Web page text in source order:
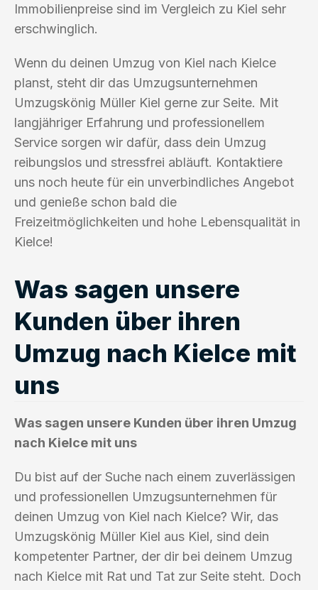
Immobilienpreise sind im Vergleich zu Kiel sehr
erschwinglich.
Wenn du deinen Umzug von Kiel nach Kielce
planst, steht dir das Umzugsunternehmen
Umzugskönig Müller Kiel gerne zur Seite. Mit
langjähriger Erfahrung und professionellem
Service sorgen wir dafür, dass dein Umzug
reibungslos und stressfrei abläuft. Kontaktiere
uns noch heute für ein unverbindliches Angebot
und genieße schon bald die
Freizeitmöglichkeiten und hohe Lebensqualität in
Kielce!
Was sagen unsere
Kunden über ihren
Umzug nach Kielce mit
uns
Was sagen unsere Kunden über ihren Umzug
nach Kielce mit uns
Du bist auf der Suche nach einem zuverlässigen
und professionellen Umzugsunternehmen für
deinen Umzug von Kiel nach Kielce? Wir, das
Umzugskönig Müller Kiel aus Kiel, sind dein
kompetenter Partner, der dir bei deinem Umzug
nach Kielce mit Rat und Tat zur Seite steht. Doch